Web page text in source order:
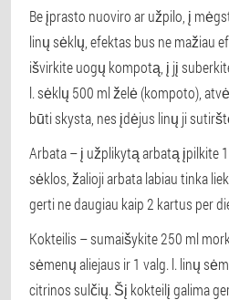
Be įprasto nuoviro ar užpilo, į
linų sėklų, efektas bus ne mažiau
išvirkite uogų kompotą, į jį
l. sėklų 500 ml želė (kompoto),
būti skysta, nes įdėjus linų ji
Arbata – į užplikytą arbatą įpilkite
sėklos, žalioji arbata labiau tinka
gerti ne daugiau kaip 2 kartus per
Kokteilis – sumaišykite 250 ml
sėmenų aliejaus ir 1 valg. l. linų
citrinos sulčių. Šį kokteilį galima